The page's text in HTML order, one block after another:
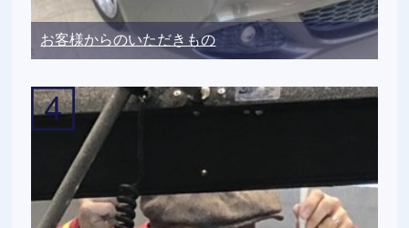
お客様からのいただきもの